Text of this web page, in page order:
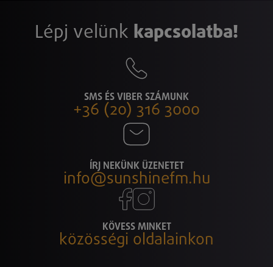
Lépj velünk kapcsolatba!
SMS ÉS VIBER SZÁMUNK
+36 (20) 316 3000
ÍRJ NEKÜNK ÜZENETET
info@sunshinefm.hu
KÖVESS MINKET
közösségi oldalainkon